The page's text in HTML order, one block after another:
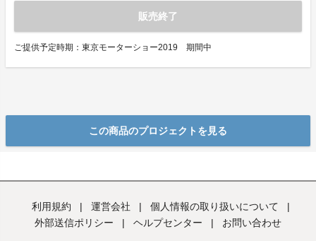
販売終了
ご提供予定時期：東京モーターショー2019 期間中
この商品のプロジェクトを見る
利用規約 | 運営会社 | 個人情報の取り扱いについて
|
外部送信ポリシー
| ヘルプセンター | お問い合わせ